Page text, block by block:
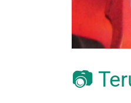
📷